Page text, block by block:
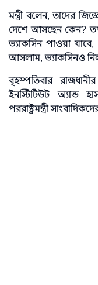
মন্ত্রী বলেন, তাদের
দেশে আসছেন কেন?
ভ্যাকসিন পাওয়া
আসলাম, ভ্যাকসিনও
বৃহস্পতিবার
ইনস্টিটিউট অ্যান্ড
পররাষ্ট্রমন্ত্রী